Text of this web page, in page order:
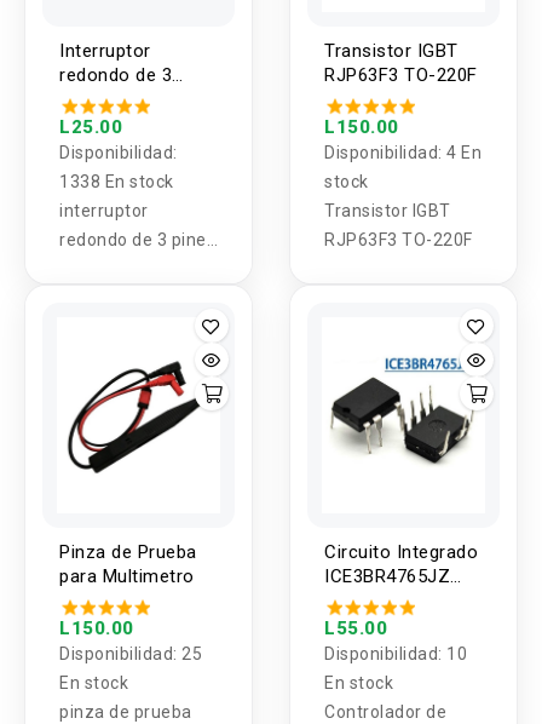
Interruptor
redondo de 3
pines con luz roja
y verde/Protector
impermeable
20mm ON/OFF
L25.00
Disponibilidad:
1338 En stock
interruptor
redondo de 3 pines
Transistor IGBT
RJP63F3 TO-220F
L150.00
Disponibilidad: 4 En
stock
Transistor IGBT
RJP63F3 TO-220F
Pinza de Prueba
para Multimetro
L150.00
Disponibilidad: 25
En stock
pinza de prueba
Circuito Integrado
ICE3BR4765JZ
DIP-7
L55.00
Disponibilidad: 10
En stock
Controlador de